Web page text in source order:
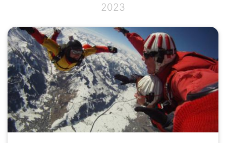
2023